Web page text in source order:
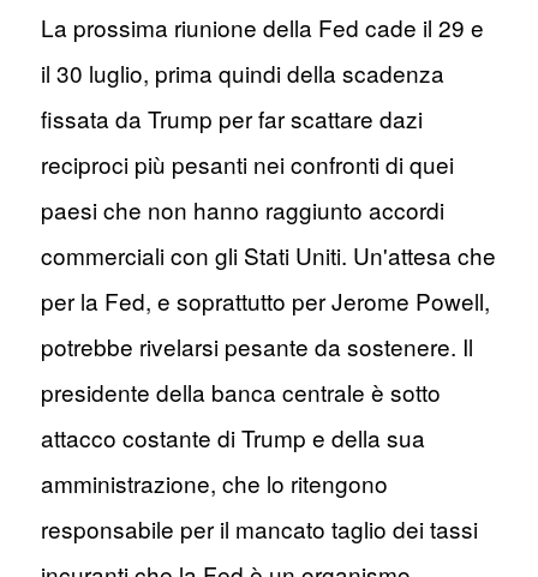
La prossima riunione della Fed cade il 29 e
il 30 luglio, prima quindi della scadenza
fissata da Trump per far scattare dazi
reciproci più pesanti nei confronti di quei
paesi che non hanno raggiunto accordi
commerciali con gli Stati Uniti. Un'attesa che
per la Fed, e soprattutto per Jerome Powell,
potrebbe rivelarsi pesante da sostenere. Il
presidente della banca centrale è sotto
attacco costante di Trump e della sua
amministrazione, che lo ritengono
responsabile per il mancato taglio dei tassi